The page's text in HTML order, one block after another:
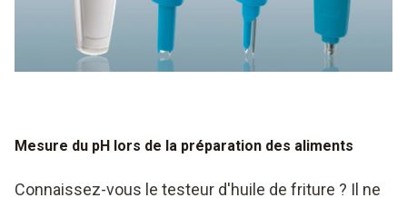
Mesure du pH lors de la préparation des aliments
Connaissez-vous le testeur d'huile de friture ? Il ne